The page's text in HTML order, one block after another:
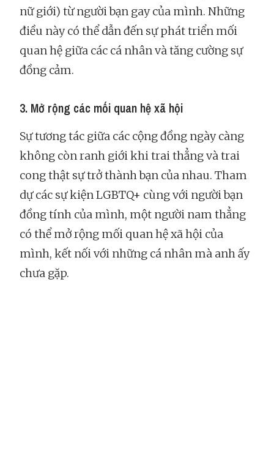
nữ giới) từ người bạn gay của mình. Những
điều này có thể dẫn đến sự phát triển mối
quan hệ giữa các cá nhân và tăng cường sự
đồng cảm.
3. Mở rộng các mối quan hệ xã hội
Sự tương tác giữa các cộng đồng ngày càng
không còn ranh giới khi trai thẳng và trai
cong thật sự trở thành bạn của nhau. Tham
dự các sự kiện LGBTQ+ cùng với người bạn
đồng tính của mình, một người nam thẳng
có thể mở rộng mối quan hệ xã hội của
mình, kết nối với những cá nhân mà anh ấy
chưa gặp.